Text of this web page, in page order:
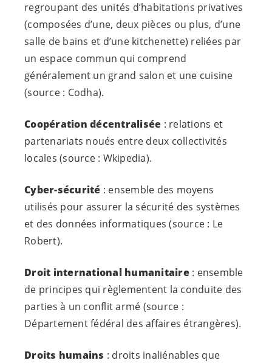
regroupant des unités d’habitations privatives
(composées d’une, deux pièces ou plus, d’une
salle de bains et d’une kitchenette) reliées par
un espace commun qui comprend
généralement un grand salon et une cuisine
(source : Codha).
Coopération décentralisée : relations et
partenariats noués entre deux collectivités
locales (source : Wkipedia).
Cyber-sécurité : ensemble des moyens
utilisés pour assurer la sécurité des systèmes
et des données informatiques (source : Le
Robert).
Droit international humanitaire: ensemble
de principes qui règlementent la conduite des
parties à un conflit armé (source :
Département fédéral des affaires étrangères).
Droits humains : droits inaliénables que